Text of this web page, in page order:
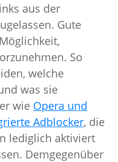
aus der
Gute
So
welche
was sie
wie Opera und
Adblocker, die
lediglich aktiviert
Demgegenüber